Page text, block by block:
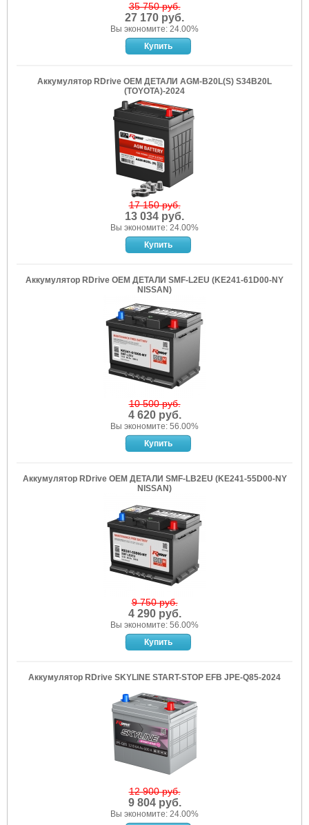
35 750 руб.
27 170 руб.
Вы экономите: 24.00%
Аккумулятор RDrive OEM ДЕТАЛИ AGM-B20L(S) S34B20L
(TOYOTA)-2024
17 150 руб.
13 034 руб.
Вы экономите: 24.00%
Аккумулятор RDrive OEM ДЕТАЛИ SMF-L2EU (KE241-61D00-NY
NISSAN)
10 500 руб.
4 620 руб.
Вы экономите: 56.00%
Аккумулятор RDrive OEM ДЕТАЛИ SMF-LB2EU (KE241-55D00-NY
NISSAN)
9 750 руб.
4 290 руб.
Вы экономите: 56.00%
Аккумулятор RDrive SKYLINE START-STOP EFB JPE-Q85-2024
12 900 руб.
9 804 руб.
Вы экономите: 24.00%